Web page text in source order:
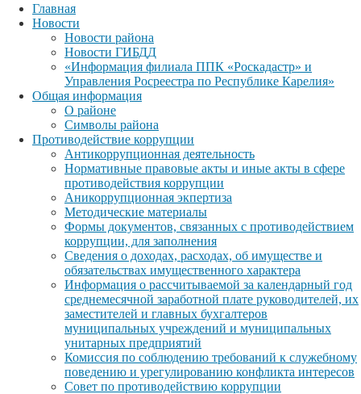
Главная
Новости
Новости района
Новости ГИБДД
«Информация филиала ППК «Роскадастр» и
Управления Росреестра по Республике Карелия»
Общая информация
О районе
Символы района
Противодействие коррупции
Антикоррупционная деятельность
Нормативные правовые акты и иные акты в сфере
противодействия коррупции
Аникоррупционная экпертиза
Методические материалы
Формы документов, связанных с противодействием
коррупции, для заполнения
Сведения о доходах, расходах, об имуществе и
обязательствах имущественного характера
Информация о рассчитываемой за календарный год
среднемесячной заработной плате руководителей, их
заместителей и главных бухгалтеров
муниципальных учреждений и муниципальных
унитарных предприятий
Комиссия по соблюдению требований к служебному
поведению и урегулированию конфликта интересов
Совет по противодействию коррупции